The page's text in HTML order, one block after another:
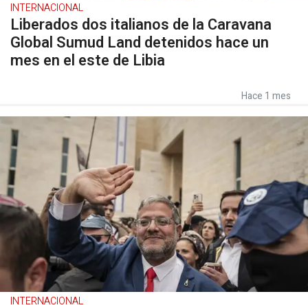
INTERNACIONAL
Liberados dos italianos de la Caravana
Global Sumud Land detenidos hace un
mes en el este de Libia
Hace 1 mes
INTERNACIONAL